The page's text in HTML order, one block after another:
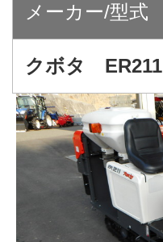
メーカー/型式
クボタ ER211